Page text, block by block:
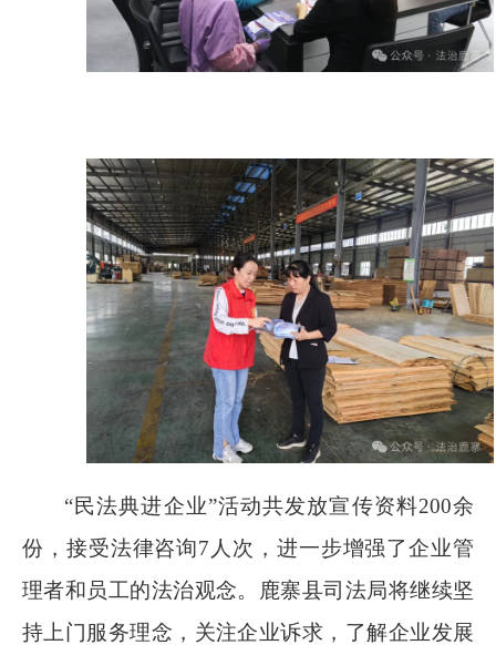
“民法典进企业”活动共发放宣传资料200余
份，接受法律咨询7 人次，进一步增强了企业管
理者和员工的法治观念。鹿寨县司法局将继续坚
持上门服务理念，关注企业诉求，了解企业发展